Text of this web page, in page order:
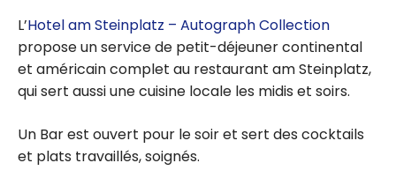
L’Hotel am Steinplatz – Autograph Collection
propose un service de petit-déjeuner continental
et américain complet au restaurant am Steinplatz,
qui sert aussi une cuisine locale les midis et soirs.
Un Bar est ouvert pour le soir et sert des cocktails
et plats travaillés, soignés.